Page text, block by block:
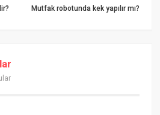
Mutfak robotunda kek yapılır mı?